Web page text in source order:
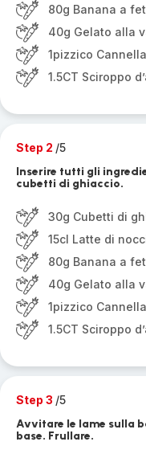
80g Banana a
40g Gelato alla
1pizzico Cannella
1.5CT Sciroppo
Step 2 /5
Inserire tutti gli
cubetti di ghiaccio.
30g Cubetti di
15cl Latte di
80g Banana a
40g Gelato alla
1pizzico Cannella
1.5CT Sciroppo
Step 3 /5
Avvitare le lame sulla
base. Frullare.